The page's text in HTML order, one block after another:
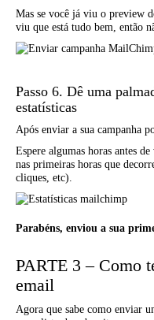
Mas se você já viu o preview
viu que está tudo bem, então
Passo 6. Dê uma
estatísticas
Após enviar a sua campanha
Espere algumas horas antes
nas primeiras horas que
cliques, etc).
Parabéns, enviou a sua
PARTE 3 – Como
email
Agora que sabe como enviar